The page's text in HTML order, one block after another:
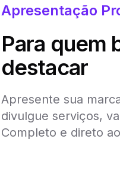
Apresentação
Para quem
destacar
Apresente sua
divulgue serviços,
Completo e direto